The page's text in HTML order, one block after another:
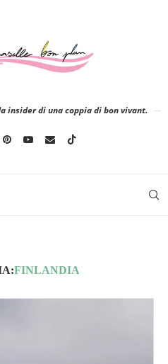
insider di una coppia di bon vivant.
FINLANDIA